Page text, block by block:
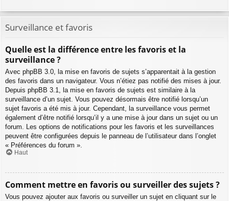
Surveillance et favoris
Quelle est la différence entre les favoris et la
surveillance ?
Avec phpBB 3.0, la mise en favoris de sujets s’apparentait à la gestion
des favoris dans un navigateur. Vous n’étiez pas notifié des mises à jour.
Depuis phpBB 3.1, la mise en favoris de sujets est similaire à la
surveillance d’un sujet. Vous pouvez désormais être notifié lorsqu’un
sujet favoris a été mis à jour. Cependant, la surveillance vous permet
également d’être notifié lorsqu’il y a une mise à jour dans un sujet ou un
forum. Les options de notifications pour les favoris et les surveillances
peuvent être configurées depuis le panneau de l’utilisateur dans l’onglet
« Préférences du forum ».
Haut
Comment mettre en favoris ou surveiller des sujets ?
Vous pouvez ajouter aux favoris ou surveiller un sujet en cliquant sur le